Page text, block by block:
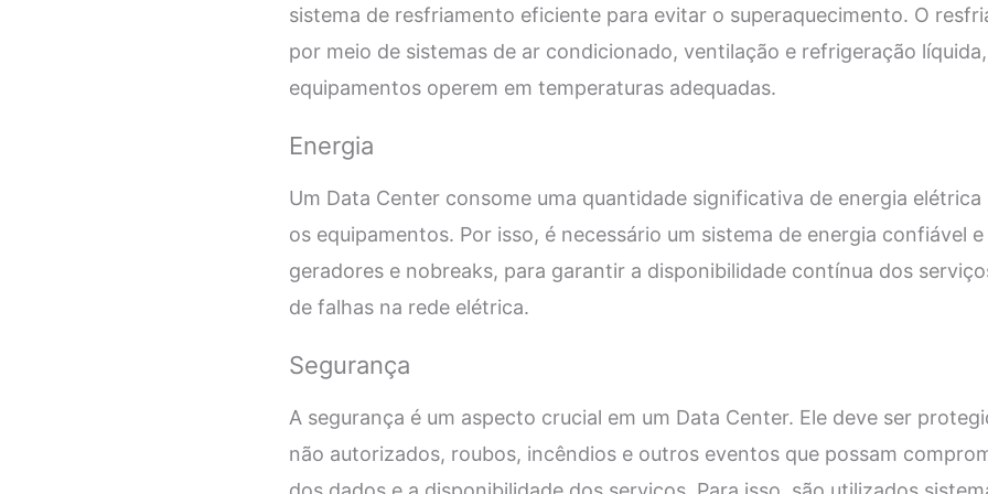
sistema de resfriamento eficiente para evitar o superaquecimento. O
por meio de sistemas de ar condicionado, ventilação e refrigeração
equipamentos operem em temperaturas adequadas.
Energia
Um Data Center consome uma quantidade significativa de energia
os equipamentos. Por isso, é necessário um sistema de energia confiável
geradores e nobreaks, para garantir a disponibilidade contínua dos
de falhas na rede elétrica.
Segurança
A segurança é um aspecto crucial em um Data Center. Ele deve ser
não autorizados, roubos, incêndios e outros eventos que possam